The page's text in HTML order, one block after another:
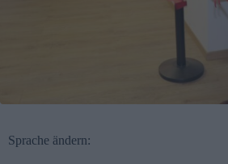
Sprache ändern: